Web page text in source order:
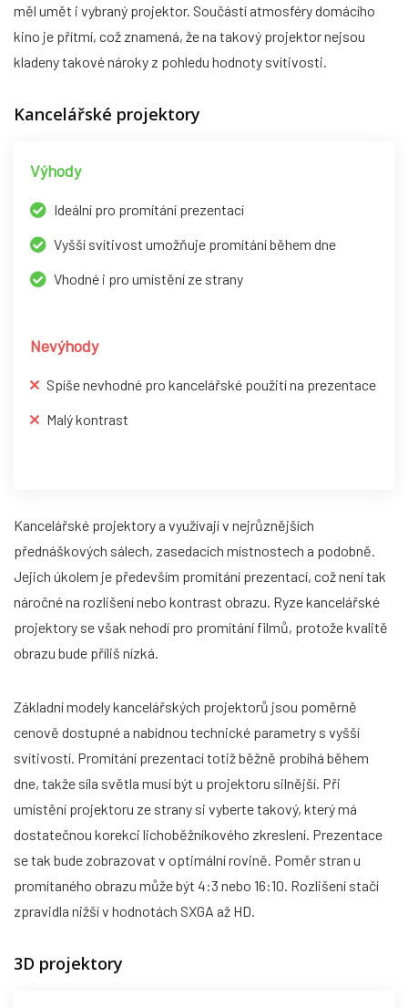
měl umět i vybraný projektor. Součástí atmosféry domácího
kino je přítmí, což znamená, že na takový projektor nejsou
kladeny takové nároky z pohledu hodnoty svítivosti.
Kancelářské projektory
Výhody
Ideální pro promítání prezentací
Vyšší svítivost umožňuje promítání během dne
Vhodné i pro umístění ze strany
Nevýhody
Spíše nevhodné pro kancelářské použití na prezentace
Malý kontrast
Kancelářské projektory a využívají v nejrůznějších
přednáškových sálech, zasedacích místnostech a podobně.
Jejich úkolem je především promítání prezentací, což není tak
náročné na rozlišení nebo kontrast obrazu. Ryze kancelářské
projektory se však nehodí pro promítání filmů, protože kvalitě
obrazu bude příliš nízká.
Základní modely kancelářských projektorů jsou poměrně
cenově dostupné a nabídnou technické parametry s vyšší
svítivostí. Promítání prezentací totiž běžně probíhá během
dne, takže síla světla musí být u projektoru silnější. Při
umístění projektoru ze strany si vyberte takový, který má
dostatečnou korekci lichoběžníkového zkreslení. Prezentace
se tak bude zobrazovat v optimální rovině. Poměr stran u
promítaného obrazu může být 4:3 nebo 16:10. Rozlišení stačí
zpravidla nižší v hodnotách SXGA až HD.
3D projektory